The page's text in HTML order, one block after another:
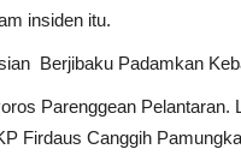
insiden itu.
Berjibaku Padamkan
Parenggean
Firdaus Canggih
bus
tidak